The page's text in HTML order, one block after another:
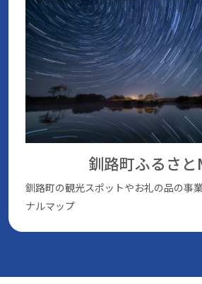
釧路町ふるさと
釧路町の観光スポットやお礼の品の事
ナルマップ